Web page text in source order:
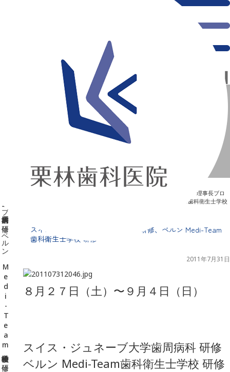
千葉県の新浦安にある歯医者｜スイス・ジュネーブ大学歯周病科 研修、ベルン Medi-Team歯科衛生士学校 研修
スイス・ジュネーブ大学歯周病科 研修、ベルン Medi-
Team歯科衛生士学校 研修
理事長ブロ
スイス・ジュネーブ大学歯周病科 研修、ベルン Medi-Team歯科衛生士学校
スイス・ジュネーブ大学歯周病科 研修、ベルン Medi-Team
歯科衛生士学校 研修
2011年7月31日
８月２７日（土）〜９月４日（日）
スイス・ジュネーブ大学歯周病科 研修
ベルン Medi-Team歯科衛生士学校 研修